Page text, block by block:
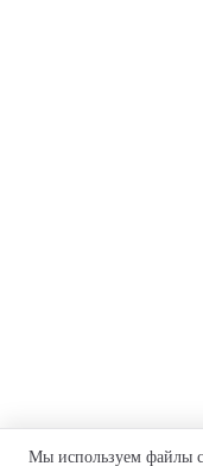
Мы используем файлы